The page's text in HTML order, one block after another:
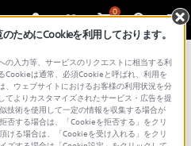
0
い合わせ
新日 : 2018/02/28
ためにCookieを利用しております。
の入力等、サービスのリクエストに相当する利
Cookieは通常、必須Cookieと呼ばれ、利用を
、ウェブサイトにおけるお客様の利用状況を分
よりカスタマイズされたサービス・広告を提
技術を使用して一定の情報を収集する場合が
否する場合は、「Cookieを拒否する」をクリ
ける場合は、「Cookieを受け入れる」をクリ